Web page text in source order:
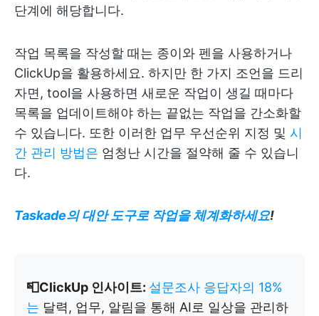
단계에 해당합니다.
작업 목록을 작성할 때는 종이와 펜을 사용하거나
ClickUp을 활용하세요. 하지만 한 가지 조언을 드리
자면, tool을 사용하면 새로운 작업이 생길 때마다
목록을 업데이트해야 하는 끝없는 작업을 간소화할
수 있습니다. 또한 이러한 업무 우선순위 지정 및 시
간 관리 방법은 엄청난 시간을 절약해 줄 수 있습니
다.
Taskade의 대안 도구로 작업을 체계화하세요!
📮ClickUp 인사이트: 설문조사 응답자의 18%
는 달력, 업무, 알림을 통해 AI로 일상을 관리하